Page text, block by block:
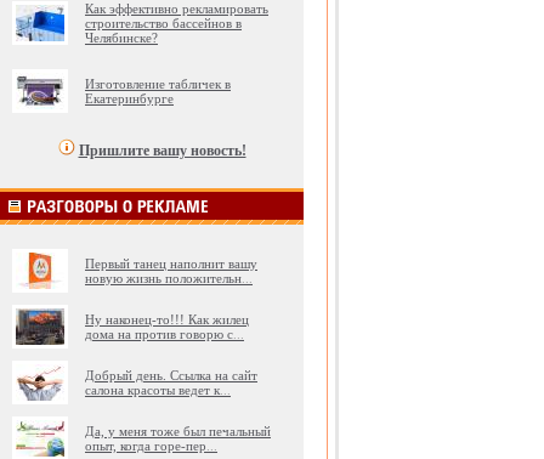
Как эффективно рекламировать
строительство бассейнов в
Челябинске?
Изготовление табличек в
Екатеринбурге
Пришлите вашу новость!
Первый танец наполнит вашу
новую жизнь положительн
Ну наконец-то!!! Как жилец
дома на против говорю с
Добрый день. Ссылка на сайт
салона красоты ведет к
Да, у меня тоже был печальный
опыт, когда горе-пер